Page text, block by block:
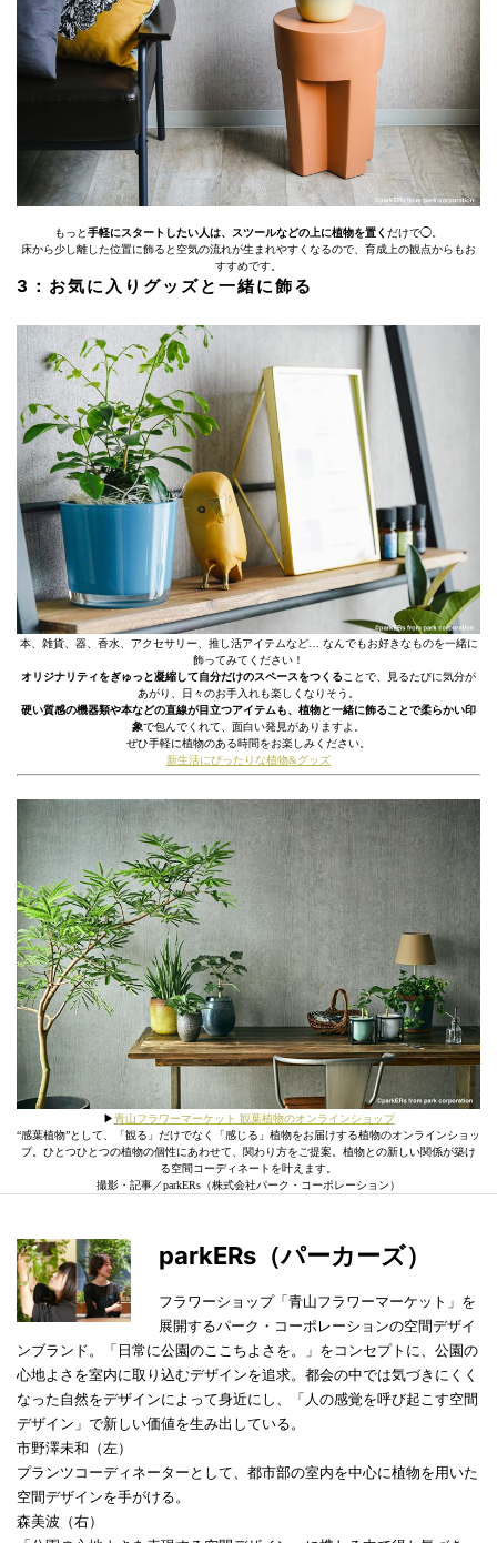
もっと手軽にスタートしたい人は、スツールなどの上に植物を置く だけで◯。
床から少し離した位置に飾ると空気の流れが生まれやすくなるので、育成上の観点からもお
すすめです。
3：お気に入りグッズと一緒に飾る
本、雑貨、器、香水、アクセサリー、推し活アイテムなど… なんでもお好きなものを一緒に
飾ってみてください！
オリジナリティをぎゅっと凝縮して自分だけのスペースをつくる ことで、見るたびに気分が
あがり、日々のお手入れも楽しくなりそう。
硬い質感の機器類や本などの直線が目立つアイテムも、植物と一緒に飾ることで柔らかい印
象で包んでくれて、面白い発見がありますよ。
ぜひ手軽に植物のある時間をお楽しみください。
新生活にぴったりな植物&グッズ
▶︎青山フラワーマーケット 観葉植物のオンラインショップ
“感葉植物”として、「観る」だけでなく「感じる」植物をお届けする植物のオンラインショッ
プ。ひとつひとつの植物の個性にあわせて、関わり方をご提案。植物との新しい関係が築け
る空間コーディネートを叶えます。
撮影・記事／parkERs（株式会社パーク・コーポレーション）
parkERs（パーカーズ）
フラワーショップ「青山フラワーマーケット」を
展開するパーク・コーポレーションの空間デザイ
ンブランド。「日常に公園のここちよさを。」をコンセプトに、公園の
心地よさを室内に取り込むデザインを追求。都会の中では気づきにくく
なった自然をデザインによって身近にし、「人の感覚を呼び起こす空間
デザイン」で新しい価値を生み出している。
市野澤未和（左）
プランツコーディネーターとして、都市部の室内を中心に植物を用いた
空間デザインを手がける。
森美波（右）